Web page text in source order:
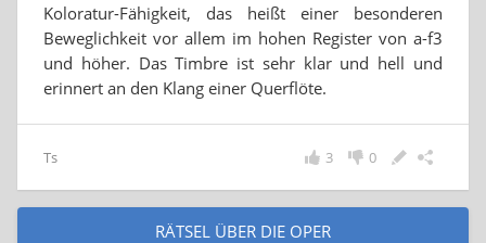
Koloratur-Fähigkeit, das heißt einer besonderen
Beweglichkeit vor allem im hohen Register von a-f3
und höher. Das Timbre ist sehr klar und hell und
erinnert an den Klang einer Querflöte.
Ts 0
3
RÄTSEL ÜBER DIE OPER